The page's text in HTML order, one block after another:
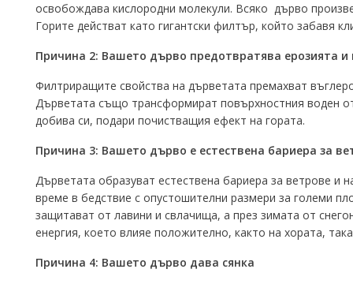
освобождава кислородни молекули. Всяко дърво
Горите действат като гигантски филтър, който забавя
Причина 2: Вашето дърво предотвратява ерозията
Филтриращите свойства на дърветата премахват
Дърветата също трансформират повърхностния воден
добива си, подари почистващия ефект на гората.
Причина 3: Вашето дърво е естествена бариера за
Дърветата образуват естествена бариера за ветрове
време в бедствие с опустошителни размери за големи
защитават от лавини и свлачища, а през зимата от
енергия, което влияе положително, както на хората,
Причина 4: Вашето дърво дава сянка